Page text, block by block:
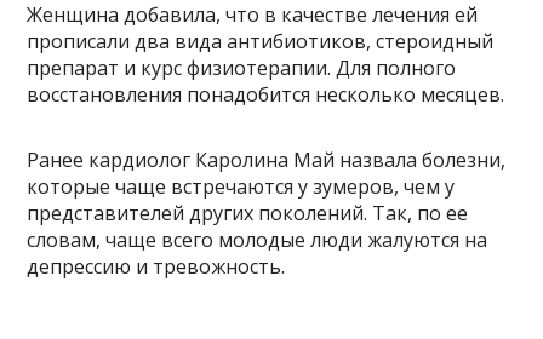
Женщина добавила, что в качестве лечения ей
прописали два вида антибиотиков, стероидный
препарат и курс физиотерапии. Для полного
восстановления понадобится несколько месяцев.
Ранее кардиолог Каролина Май назвала болезни,
которые чаще встречаются у зумеров, чем у
представителей других поколений. Так, по ее
словам, чаще всего молодые люди жалуются на
депрессию и тревожность.